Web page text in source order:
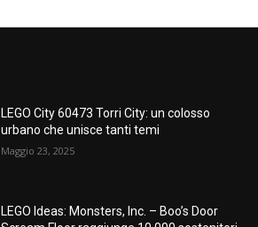
LEGO City 60473 Torri City: un colosso
urbano che unisce tanti temi
Maggio 23, 2025
LEGO Ideas: Monsters, Inc. – Boo’s Door